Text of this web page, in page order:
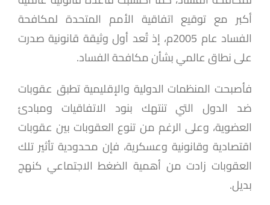
أكبر مع توقيع اتفاقية الأمم المتحدة لمكافحة
الفساد عام 2005م، إذ تُعد أول وثيقة قانونية صدرت
على نطاق عالمي بشأن مكافحة الفساد.
فأصبحت المنظمات الدولية والإقليمية تطبق عقوبات
ضد الدول التي تنتهك بنود الاتفاقيات ومبادئ
العضوية، وعلى الرغم من تنوع العقوبات بين عقوبات
اقتصادية وقانونية وعسكرية، فإن محدودية تأثير تلك
العقوبات زادت من أهمية الضغط الاجتماعي كنهج
بديل.